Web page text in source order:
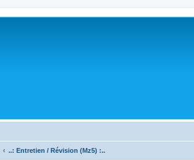
..: Entretien / Révision (Mz5) :..